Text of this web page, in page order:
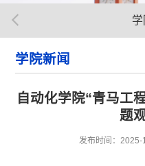
学
学院新闻
自动化学院“青马工
题
发布时间：2025-